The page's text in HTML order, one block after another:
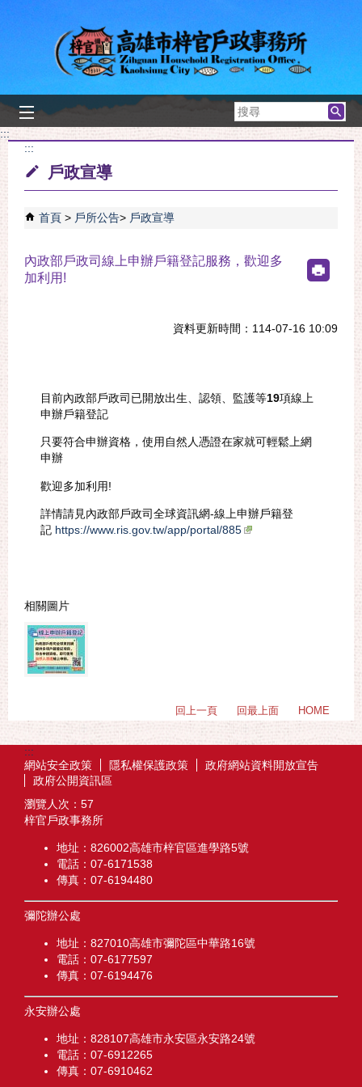
搜
尋
:::
:::
戶政宣導
首頁 戶所公告 戶政宣導
內政部戶政司線上申辦戶籍登記服務，歡迎多
加利用!
資料更新時間：114-07-16 10:09
目前內政部戶政司已開放出生、認領、監護等19項線上
申辦戶籍登記
只要符合申辦資格，使用自然人憑證在家就可輕鬆上網
申辦
歡迎多加利用!
詳情請見內政部戶政司全球資訊網-線上申辦戶籍登
記 https://www.ris.gov.tw/app/portal/885
相關圖片
回上一頁 回最上面 HOME
:::
網站安全政策
隱私權保護政策
政府網站資料開放宣告
政府公開資訊區
瀏覽人次： 57
梓官戶政事務所
地址：826002高雄市梓官區進學路5號
電話：07-6171538
傳真：07-6194480
彌陀辦公處
地址：827010高雄市彌陀區中華路16號
電話：07-6177597
傳真：07-6194476
永安辦公處
地址：828107高雄市永安區永安路24號
電話：07-6912265
傳真：07-6910462